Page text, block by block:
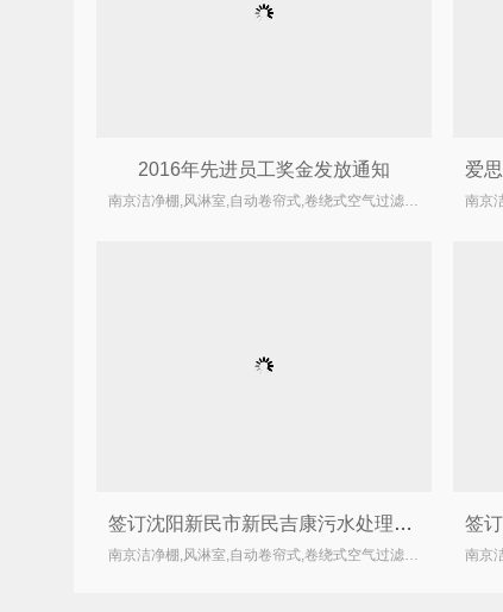
2016年先进员工奖金发放通知
签订沈阳新民市新民吉康污水处理厂自动卷帘过滤器合同
南京洁净棚,风淋室,自动卷帘式,卷绕式空气过滤器厂家